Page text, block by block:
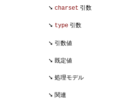
charset 引数
type引数
引数値
既定値
処理モデル
関連